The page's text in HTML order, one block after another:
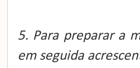
5. Para preparar a
em seguida